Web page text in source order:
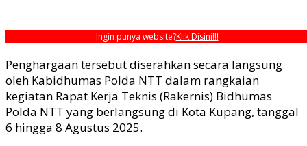
Ingin punya website?Klik Disini!!!
Penghargaan tersebut diserahkan secara langsung
oleh Kabidhumas Polda NTT dalam rangkaian
kegiatan Rapat Kerja Teknis (Rakernis) Bidhumas
Polda NTT yang berlangsung di Kota Kupang, tanggal
6 hingga 8 Agustus 2025.